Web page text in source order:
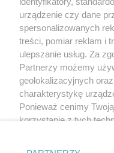
Grupy: Ciasta
Nikt jeszcze nie
urządzenie czy dane
spersonalizowanych
treści, pomiar reklam i
ulepszanie usług. Za
Partnerzy możemy
geolokalizacyjnych
charakterystykę
Ponieważ cenimy
korzystanie z tych
zmienić/wycofać